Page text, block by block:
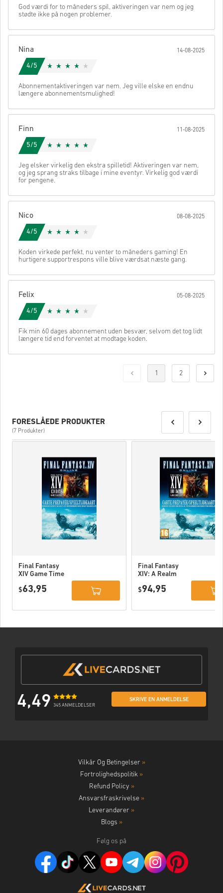
Se den hurtige guide ovenfor, eller følg trinene nedenfor 👇
• Vælg dit produkt
• Vælg din foretrukne betalingsmetode
• Gennemfør din ordre
Når det er gjort, modtager du en e-mail med et sikkert link til at få
Disse downloadbare koder er skabt af udvikleren af spillet
og er derfor originale.
Indhold der kan downloades eller DLC produkter - Du skal
Du kan modtage mere end én kode for nogle produkter.
Annullere Send
God værdi for to måneders spil, aktiveringen var nem og jeg
stødte ikke på nogen problemer.
Nina 14-08-2025
4/5
Abonnementaktiveringen var nem. Jeg ville elske en endnu
længere abonnementsmulighed!
Finn 11-08-2025
5/5
Jeg elsker virkelig den ekstra spilletid! Aktiveringen var nem,
og jeg sprang straks tilbage i mine eventyr. Virkelig god værdi
for pengene.
Nico 08-08-2025
4/5
Koden virkede perfekt, nu venter to måneders gaming! En
hurtigere supportrespons ville blive værdsat næste gang.
Felix 05-08-2025
4/5
Fik min 60 dages abonnement uden besvær, selvom det tog lidt
længere tid end forventet at modtage koden.
1 2
FORESLÅEDE PRODUKTER
(7 Produkter)
Final Fantasy
XIV Game Time
(S.ENIX) EU
$63,95
Final Fantasy
XIV: A Realm
Days (Official
$94,95
4,49 345 ANMELDELSER
SKRIVE EN ANMELDELSE
Vilkår Og Betingelser »
Fortrolighedspolitik »
Refund Policy »
Ansvarsfraskrivelse »
Leverandører »
Blogs »
Følg os på